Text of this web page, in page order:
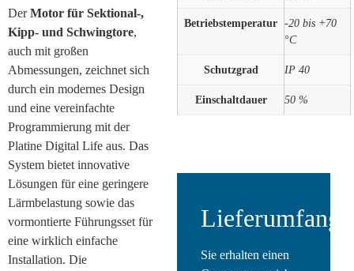
DerMotor für Sektional-,
Kipp- und Schwingtore,
auch mit großen
Abmessungen, zeichnet sich
durch ein modernes Design
und eine vereinfachte
Programmierung mit der
Platine Digital Life aus. Das
System bietet innovative
Lösungen für eine geringere
Lärmbelastung sowie das
vormontierte Führungsset für
eine wirklich einfache
Installation. Die
Betriebstemperatur -20 bis +70
°C
Schutzgrad IP 40
Einschaltdauer 50 %
Lieferumfang:
Sie erhalten einen